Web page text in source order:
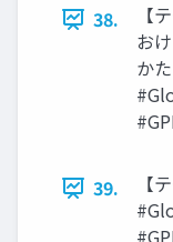
38.
【
お
かた
39.
【